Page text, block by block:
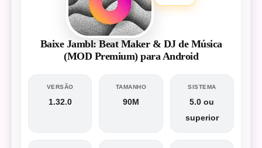
Baixe Jambl: Beat Maker & DJ de Música
(MOD Premium) para Android
VERSÃO
1.32.0
TAMANHO
90M
SISTEMA
5.0 ou
superior